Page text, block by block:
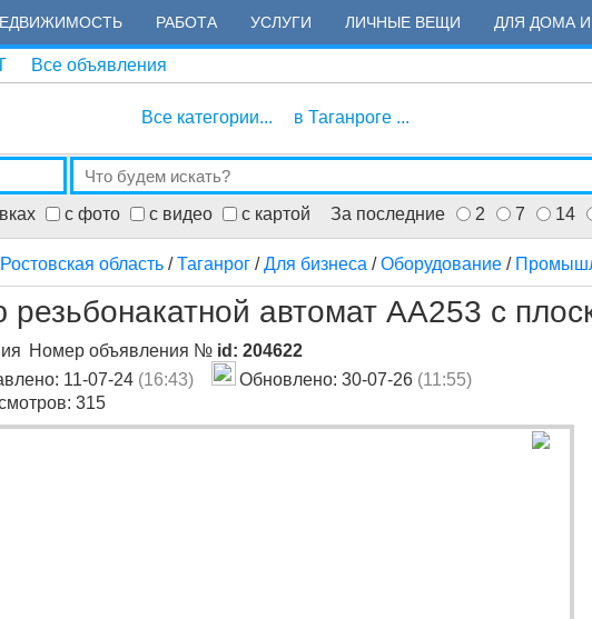
РАБОТА УСЛУГИ ЛИЧНЫЕ ВЕЩИ ДЛЯ ДОМА И
Все объявления
Все категории... в Таганроге ...
с фото с видео с картой За последние 2 7 14
Ростовская область /Таганрог /Для бизнеса /Оборудование /
резьбонакатной автомат АА253 с
Номер объявления № id: 204622
11-07-24 (16:43) Обновлено: 30-07-26 (11:55)
315